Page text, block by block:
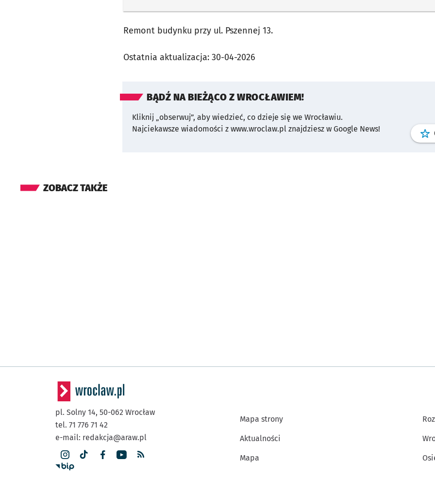
Remont budynku przy ul. Pszennej 13.
Ostatnia aktualizacja: 30-04-2026
BĄDŹ NA BIEŻĄCO Z WROCŁAWIEM!
Kliknij „obserwuj”, aby wiedzieć, co dzieje się we Wrocławiu.
Najciekawsze wiadomości z www.wroclaw.pl znajdziesz w Google News!
ZOBACZ TAKŻE
pl. Solny 14, 50-062 Wrocław
tel. 71 776 71 42
e-mail: redakcja@araw.pl
Mapa strony
Aktualności
Mapa